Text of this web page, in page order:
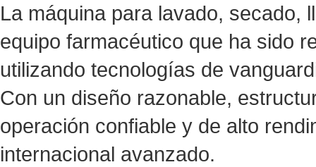
La máquina para lavado, secado,
equipo farmacéutico que ha sido
utilizando tecnologías de
Con un diseño razonable,
operación confiable y de alto
internacional avanzado.